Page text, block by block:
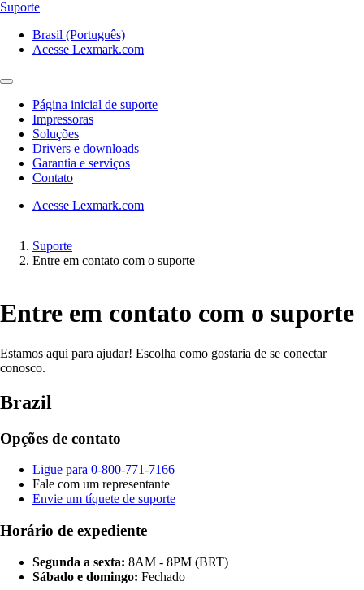
Suporte
Brasil (Português)
Acesse Lexmark.com
Página inicial de suporte
Impressoras
Soluções
Drivers e downloads
Garantia e serviços
Contato
Acesse Lexmark.com
Suporte
Entre em contato com o suporte
Entre em contato com o suporte
Estamos aqui para ajudar! Escolha como gostaria de se conectar
conosco.
Brazil
Opções de contato
Ligue para 0-800-771-7166
Fale com um representante
Envie um tíquete de suporte
Horário de expediente
Segunda a sexta: 8AM - 8PM (BRT)
Sábado e domingo: Fechado